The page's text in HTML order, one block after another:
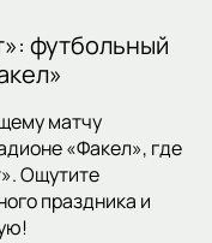
футбольный
матчу
«Факел», где
Ощутите
праздника и